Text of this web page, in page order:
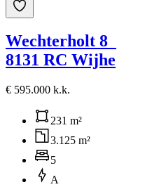
Wechterholt 8
8131 RC Wijhe
€ 595.000 k.k.
231 m²
3.125 m²
5
A